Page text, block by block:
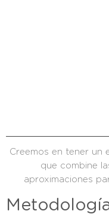
Creemos en tener un
que combine
aproximaciones